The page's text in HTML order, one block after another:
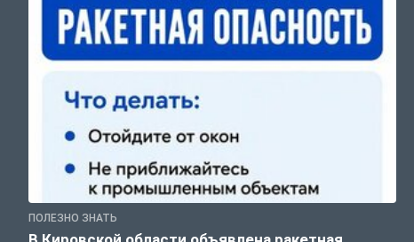
ПОЛЕЗНО ЗНАТЬ